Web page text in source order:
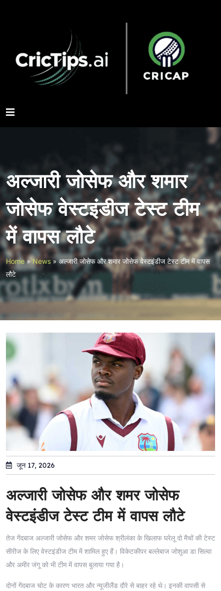
अल्जारी जोसेफ और शमार
जोसेफ वेस्टइंडीज टेस्ट टीम
में वापस लौटे
Home»News»अल्जारी जोसेफ और शमार जोसेफ वेस्टइंडीज टेस्ट टीम में वापस
लौटे
जून 17, 2026
अल्जारी जोसेफ और शमर जोसेफ
वेस्टइंडीज टेस्ट टीम में वापस लौटे
तेज गेंदबाज अल्जारी जोसेफ और शमर जोसेफ श्रीलंका के खिलाफ घरेलू दो मैचों की टेस्ट
सीरीज के लिए वेस्टइंडीज टीम में शामिल हुए हैं। विकेटकीपर बल्लेबाज जोशुआ डा सिल्वा
और अमीर जंगू को भी टीम में वापस बुलाया गया है।
दोनों गेंदबाज चोट के कारण भारत और न्यूजीलैंड दौरे से बाहर रहे थे। इनकी वापसी से